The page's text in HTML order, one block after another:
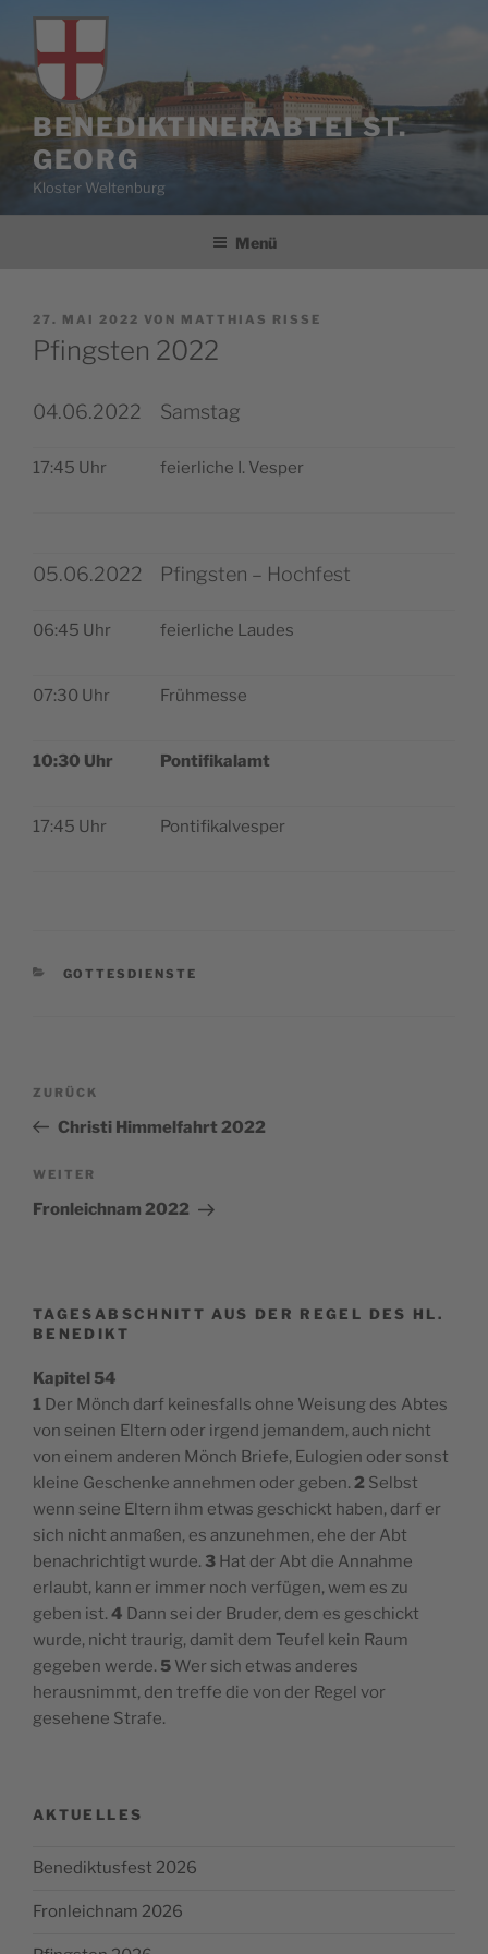
Zum
springen
BENEDIKTINERABTEI ST.
GEORG
Kloster Weltenburg
Menü
VERÖFFENTLICHT
AM
27. MAI 2022 VON MATTHIAS RISSE
Pfingsten 2022
04.06.2022 Samstag
17:45 Uhr fei­er­li­che I. Vesper
05.06.2022 Pfingsten – Hochfest
06:45 Uhr fei­er­li­che Laudes
07:30 Uhr Früh­mes­se
10:30 Uhr Pon­ti­fi­kal­amt
17:45 Uhr Pon­ti­fi­kal­ves­per
KATEGORIEN
GOTTESDIENSTE
Beitragsnavigation
Vorheriger
Beitrag
ZURÜCK
Christi Himmelfahrt 2022
Nächster
Beitrag
WEITER
Fronleichnam 2022
TAGESABSCHNITT AUS DER REGEL DES HL.
BENEDIKT
Kapitel 54
1 Der Mönch darf keinesfalls ohne Weisung des Abtes
von seinen Eltern oder irgend jemandem, auch nicht
von einem anderen Mönch Briefe, Eulogien oder sonst
kleine Geschenke annehmen oder geben. 2 Selbst
wenn seine Eltern ihm etwas geschickt haben, darf er
sich nicht anmaßen, es anzunehmen, ehe der Abt
benachrichtigt wurde. 3 Hat der Abt die Annahme
erlaubt, kann er immer noch verfügen, wem es zu
geben ist. 4 Dann sei der Bruder, dem es geschickt
wurde, nicht traurig, damit dem Teufel kein Raum
gegeben werde. 5 Wer sich etwas anderes
herausnimmt, den treffe die von der Regel vor
gesehene Strafe.
AKTUELLES
Benediktusfest 2026
Fronleichnam 2026